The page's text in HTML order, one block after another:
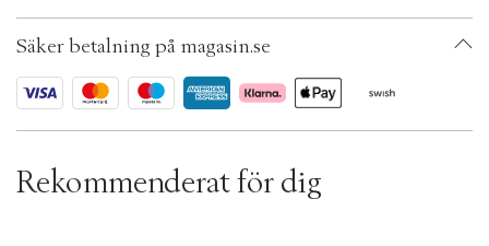
v
a
i
n
ID: AESC25-0008
Säker betalning på magasin.se
Rekommenderat för dig